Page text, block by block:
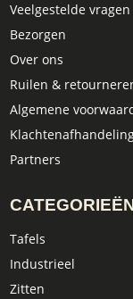
Veelgestelde vragen
Bezorgen
Over ons
Ruilen &
Algemene
Partners
Tafels
Industrieel
Zitten